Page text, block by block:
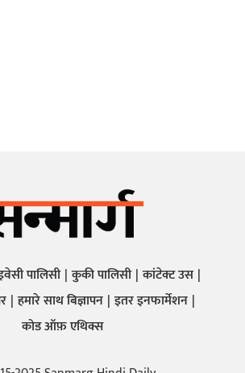
पालिसी कुकी पालिसी कांटेक्ट उस
हमारे साथ बिज्ञापन इतर इनफार्मेशन
कोड ऑफ़ एथिक्स